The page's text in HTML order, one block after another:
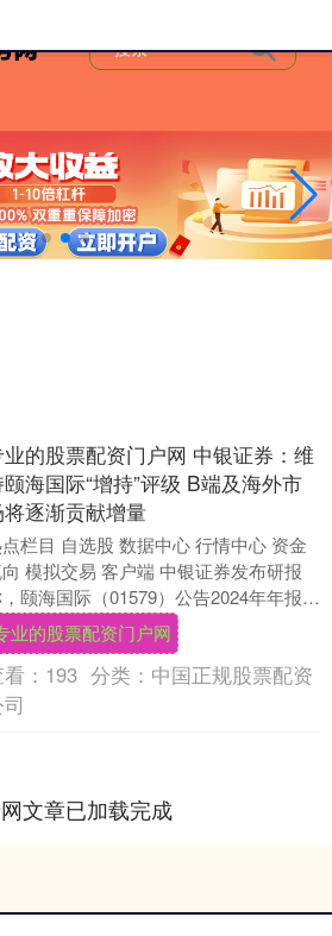
的股票配资门户网 中银证券：维
海国际“增持”评级 B端及海外市
逐渐贡献增量
栏目 自选股 数据中心 行情中心 资金
模拟交易 客户端 中银证券发布研报
颐海国际（01579）公告2024年年报，
年营收65.4亿元，同比....
业的股票配资门户网
： 193 分类： 中国正规股票配资
文章已加载完成